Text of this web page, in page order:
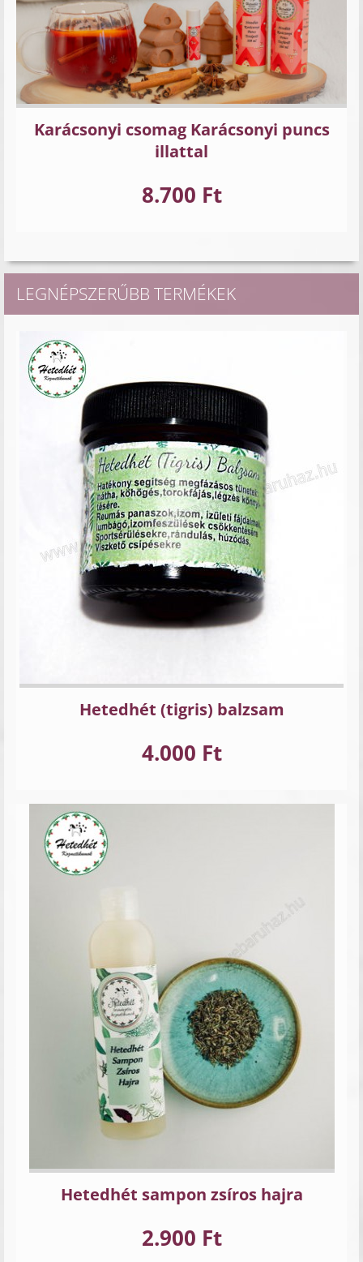
Karácsonyi csomag Karácsonyi puncs
illattal
8.700 Ft
LEGNÉPSZERŰBB TERMÉKEK
Hetedhét (tigris) balzsam
4.000 Ft
Hetedhét sampon zsíros hajra
2.900 Ft